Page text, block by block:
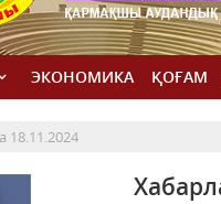
ЭКОНОМИКА ҚОҒАМ
18.11.2024